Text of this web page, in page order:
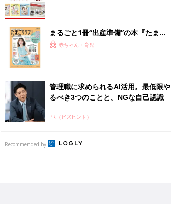
まるごと1冊“出産準備”の本『たまご
クラブ 夏号』〈スペシャル大特集〉
赤ちゃん・育児
管理職に求められるAI活用。最低限や
るべき3つのことと、NGな自己認識
PR（ビズヒント）
Recommended by